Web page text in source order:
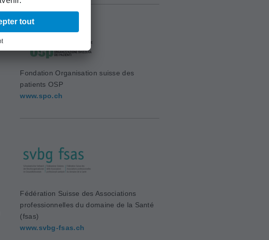
Fondation Organisation suisse des
patients OSP
www.spo.ch
Fédération Suisse des Associations
professionnelles du domaine de la Santé
(fsas)
www.svbg-fsas.ch